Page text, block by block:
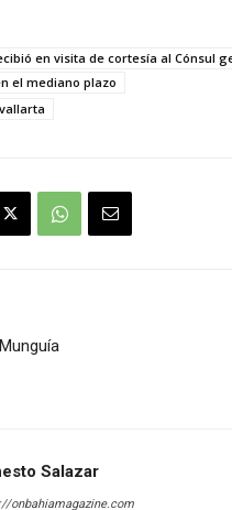
en visita de cortesía al Cónsul
el mediano plazo
Salazar
onbahiamagazine.com